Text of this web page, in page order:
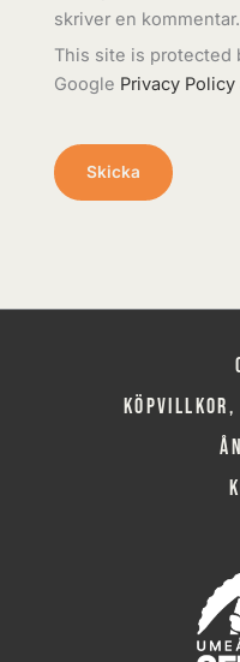
skriver en kommentar.
This site is protected
Google Privacy Policy